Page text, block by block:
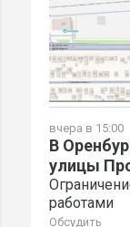
вчера в 15:00
В
улицы
работами
Обсудить